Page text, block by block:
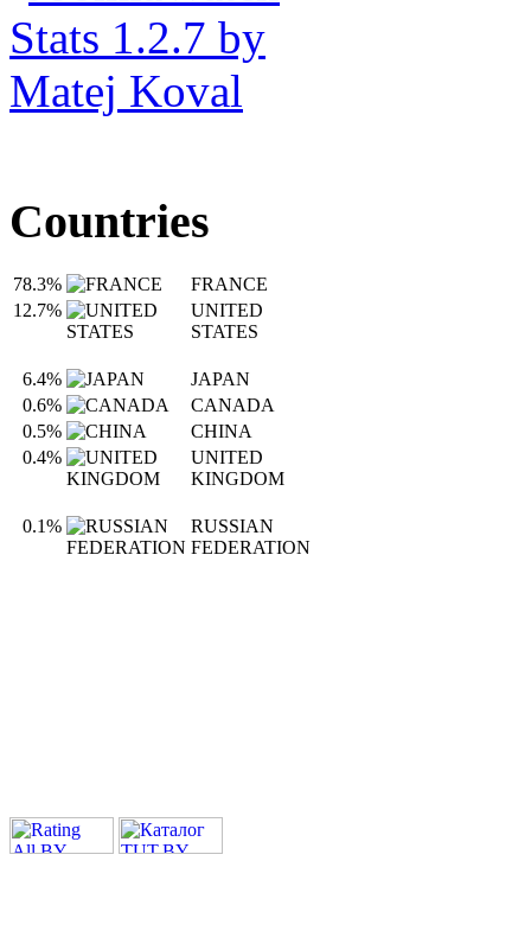
Countries
78.3%
FRANCE
12.7%
UNITED
STATES
6.4%
JAPAN
0.6%
CANADA
0.5%
CHINA
0.4%
UNITED
KINGDOM
0.1%
RUSSIAN
FEDERATION